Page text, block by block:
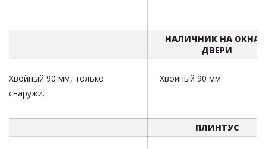
НАЛИЧНИК НА ОКНА
ДВЕРИ
Хвойный 90 мм, только
снаружи.
Хвойный 90 мм
ПЛИНТУС